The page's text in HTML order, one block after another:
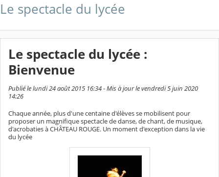
Le spectacle du lycée
Le spectacle du lycée :
Bienvenue
Publié le lundi 24 août 2015 16:34 - Mis à jour le vendredi 5 juin 2020
14:26
Chaque année, plus d'une centaine d'élèves se mobilisent pour
proposer un magnifique spectacle de danse, de chant, de musique,
d'acrobaties à CHÂTEAU ROUGE. Un moment d'exception dans la vie
du lycée